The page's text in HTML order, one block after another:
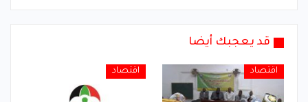
قد يعجبك أيضا
اقتصاد اقتصاد